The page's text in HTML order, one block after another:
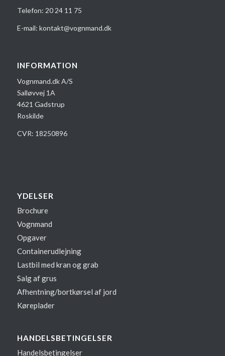
Telefon: 20 24 1​1 75
E-mail: kontakt@vognmand.dk
INFORMATION
Vognmand.dk A/S
Salløvvej 1A
4621 Gadstrup
Roskilde
CVR: 18250896
YDELSER
Brochure
Vognmand
Opgaver
Containerudlejning
Lastbil med kran og grab
Salg af grus
Afhentning/bortkørsel af jord
Køreplader
HANDELSBETINGELSER
Handelsbetingelser